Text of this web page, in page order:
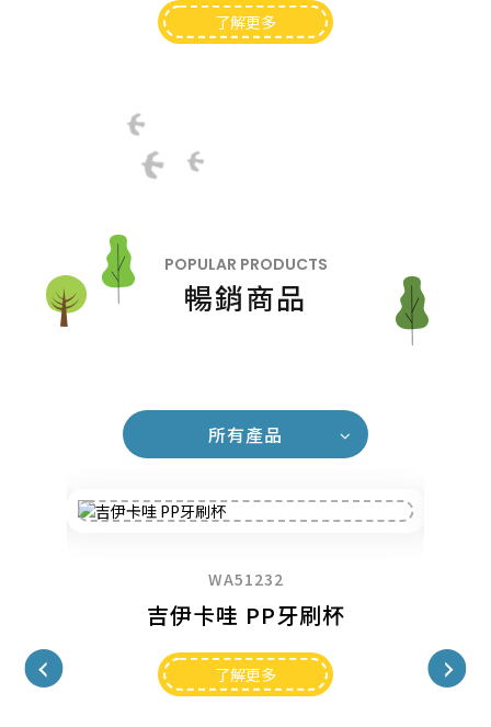
了解更多
POPULAR PRODUCTS
暢銷商品
所有產品
WA51232
吉伊卡哇 PP牙刷杯
了解更多